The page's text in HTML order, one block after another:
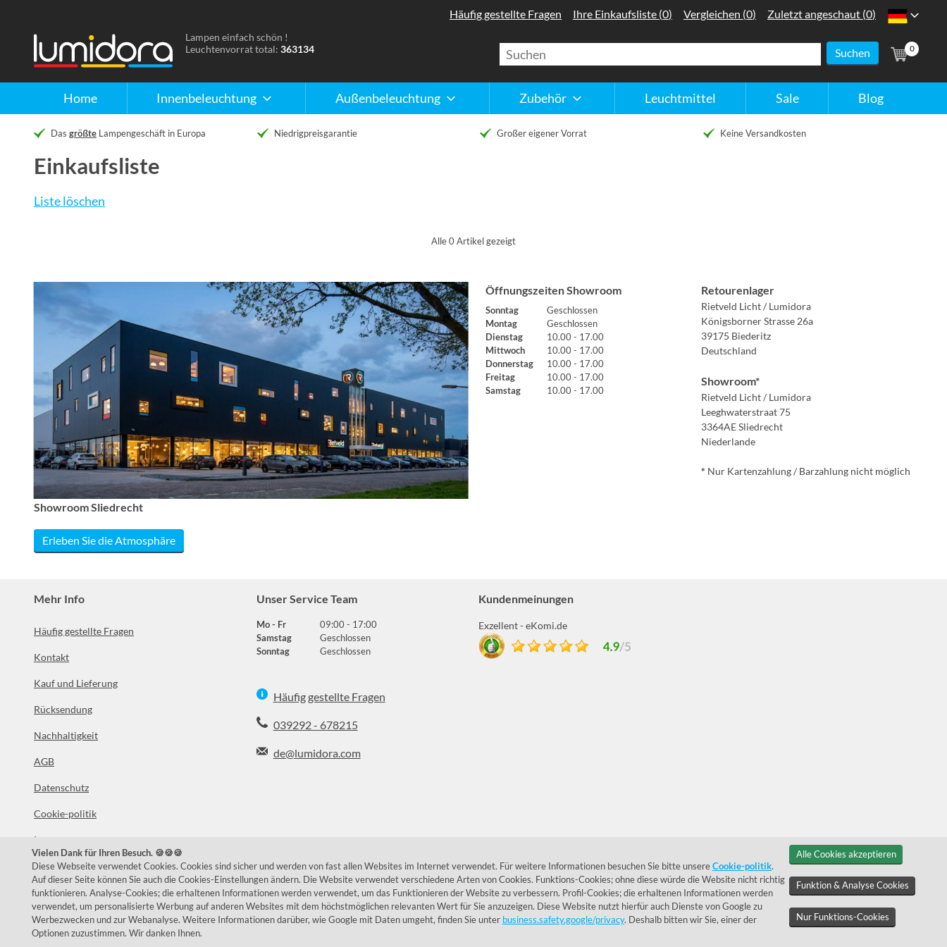
Home Innenbeleuchtung Außenbeleuchtung Zubehör Leuchtmittel Sale Blog
Häufig gestellte Fragen Ihre Einkaufsliste: (0) Vergleichen (0) Zuletzt angeschaut: (0)
Nederland
Naar
de
Lampen einfach schön !
Leuchtenvorrat total: 363134 (
0
Das größte Lampengeschäft in Europa Niedrigpreisgarantie Großer eigener Vorrat Keine Versandkosten
Einkaufsliste
Liste löschen
Alle 0 Artikel gezeigt
Showroom Sliedrecht
Erleben Sie die Atmosphäre
Öffnungszeiten Showroom
Sonntag
Geschlossen
Montag
Geschlossen
Dienstag
10.00 - 17.00
Mittwoch
10.00 - 17.00
Donnerstag
10.00 - 17.00
Freitag
10.00 - 17.00
Samstag
10.00 - 17.00
Retourenlager
Rietveld Licht / Lumidora
Königsborner Strasse 26a
39175 Biederitz
Deutschland
Showroom*
Rietveld Licht / Lumidora
Leeghwaterstraat 75
3364AE Sliedrecht
Niederlande
* Nur Kartenzahlung / Barzahlung nicht möglich
Mehr Info
Häufig gestellte Fragen
Kontakt
Kauf und Lieferung
Rücksendung
Nachhaltigkeit
AGB
Datenschutz
Cookie-politik
Impressum
Über uns
Unser Service Team
Mo - Fr
09:00 - 17:00
Samstag
Geschlossen
Sonntag
Geschlossen
Häufig gestellte Fragen
039292 - 678215
de@lumidora.com
Kundenmeinungen
Exzellent - eKomi.de
Vielen Dank für Ihren Besuch. 🍪🍪🍪
Diese Webseite verwendet Cookies. Cookies sind sicher und werden von fast allen Websites im Internet verwendet. Für weitere Informationen besuchen Sie bitte unsereCookie-politik.
Auf dieser Seite können Sie auch die Cookies-Einstellungen ändern. Die Website verwendet verschiedene Arten von Cookies. Funktions-Cookies; ohne diese würde die Website nicht richtig
funktionieren. Analyse-Cookies; die erhaltenen Informationen werden verwendet, um das Funktionieren der Website zu verbessern. Profil-Cookies; die erhaltenen Informationen werden
verwendet, um personalisierte Werbung auf anderen Websites mit dem höchstmöglichen relevanten Wert für Sie anzuzeigen. Diese Website nutzt hierfür auch Dienste von Google zu
Werbezwecken und zur Webanalyse. Weitere Informationen darüber, wie Google mit Daten umgeht, finden Sie unter business.safety.google/privacy. Deshalb bitten wir Sie, einer der
Optionen zuzustimmen. Wir danken Ihnen.
Alle Cookies akzeptieren
Funktion & Analyse Cookies
Nur Funktions-Cookies